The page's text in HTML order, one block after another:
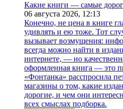
Какие книги — самые
06 августа 2026, 12:13
Конечно, не цена в книге
удивлять и ею тоже. Тот
вызывает возмущения:
всегда можно найти в
интернете, — но
оформленная книга — это
«Фонтанка» расспросила
магазины о том, какие
дорогие, и чем они
всех смыслах подборка.